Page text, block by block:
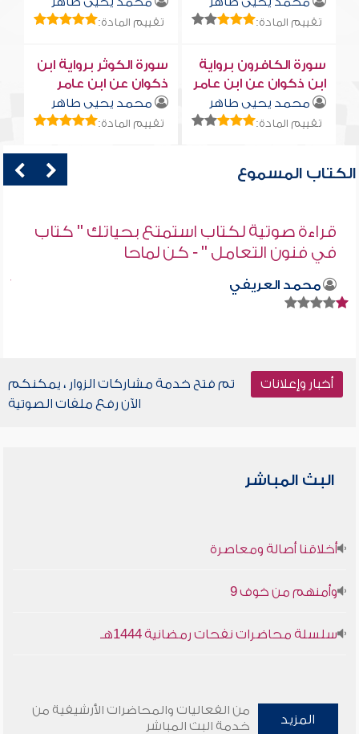
تقييم المادة: تقييم المادة:
سورة الكافرون برواية
ابن ذكوان عن ابن عامر
محمد يحيى طاهر
تقييم المادة:
سورة الكوثر برواية ابن
ذكوان عن ابن عامر
محمد يحيى طاهر
تقييم المادة:
الكتاب المسموع
قراءة صوتية لكتاب استمتع بحياتك " كتاب
في فنون التعامل " - كن لماحا
محمد العريفي
أخبار وإعلانات
تم فتح خدمة مشاركات الزوار ، يمكنكم
الآن رفع ملفات الصوتية
البث المباشر
أخلاقنا أصالة ومعاصرة
وأمنهم من خوف 9
سلسلة محاضرات نفحات رمضانية 1444هـ
المزيد
من الفعاليات والمحاضرات الأرشيفية من
خدمة البث المباشر